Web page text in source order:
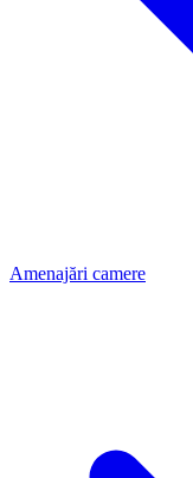
Amenajări camere